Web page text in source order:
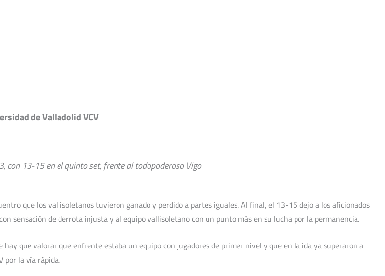
de Valladolid VCV
con 13-15 en el quinto set, frente al todopoderoso Vigo
que los vallisoletanos tuvieron ganado y perdido a partes iguales. Al final, el 13-15 dejo a los aficionados
sensación de derrota injusta y al equipo vallisoletano con un punto más en su lucha por la permanencia.
hay que valorar que enfrente estaba un equipo con jugadores de primer nivel y que en la ida ya superaron a
por la vía rápida.